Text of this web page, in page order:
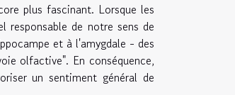
plus fascinant. Lorsque les
de notre sens de
et à l'amygdale - des
olfactive". En conséquence,
un sentiment général de